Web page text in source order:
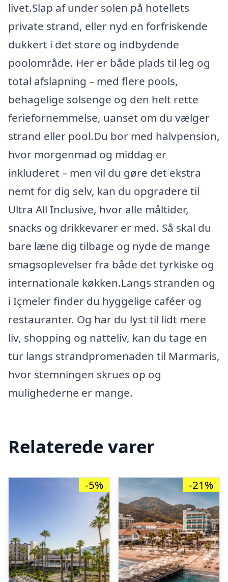
livet.Slap af under solen på hotellets
private strand, eller nyd en forfriskende
dukkert i det store og indbydende
poolområde. Her er både plads til leg og
total afslapning – med flere pools,
behagelige solsenge og den helt rette
feriefornemmelse, uanset om du vælger
strand eller pool.Du bor med halvpension,
hvor morgenmad og middag er
inkluderet – men vil du gøre det ekstra
nemt for dig selv, kan du opgradere til
Ultra All Inclusive, hvor alle måltider,
snacks og drikkevarer er med. Så skal du
bare læne dig tilbage og nyde de mange
smagsoplevelser fra både det tyrkiske og
internationale køkken.Langs stranden og
i Içmeler finder du hyggelige caféer og
restauranter. Og har du lyst til lidt mere
liv, shopping og natteliv, kan du tage en
tur langs strandpromenaden til Marmaris,
hvor stemningen skrues op og
mulighederne er mange.
Relaterede varer
-5% -21%